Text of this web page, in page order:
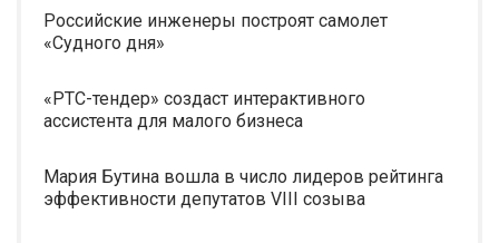
Российские инженеры построят самолет
«Судного дня»
«РТС-тендер» создаст интерактивного
ассистента для малого бизнеса
Мария Бутина вошла в число лидеров рейтинга
эффективности депутатов VIII созыва